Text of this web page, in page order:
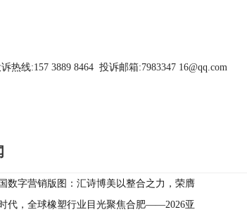
热线:157 3889 8464 投诉邮箱:7983347 16@qq.com
数字营销版图：汇诗博美以整合之力，荣膺
代，全球橡塑行业目光聚焦合肥——2026亚